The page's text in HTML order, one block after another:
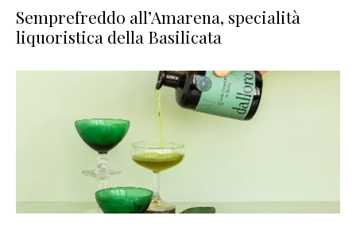
Semprefreddo all’Amarena, specialità
liquoristica della Basilicata